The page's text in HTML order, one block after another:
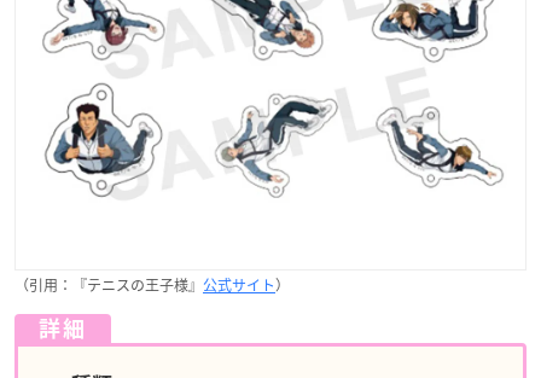
（引用：『テニスの王子様』 公式サイト）
詳細